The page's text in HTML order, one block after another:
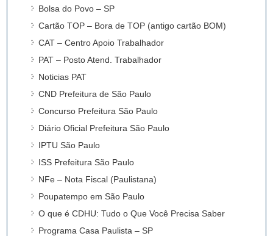
Bolsa do Povo – SP
Cartão TOP – Bora de TOP (antigo cartão BOM)
CAT – Centro Apoio Trabalhador
PAT – Posto Atend. Trabalhador
Noticias PAT
CND Prefeitura de São Paulo
Concurso Prefeitura São Paulo
Diário Oficial Prefeitura São Paulo
IPTU São Paulo
ISS Prefeitura São Paulo
NFe – Nota Fiscal (Paulistana)
Poupatempo em São Paulo
O que é CDHU: Tudo o Que Você Precisa Saber
Programa Casa Paulista – SP